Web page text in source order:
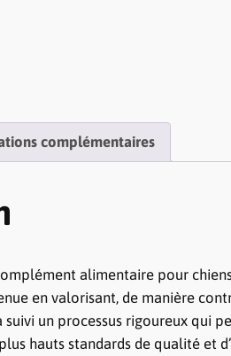
complémentaires
alimentaire pour
en valorisant, de manière
suivi un processus rigoureux
hauts standards de qualité et